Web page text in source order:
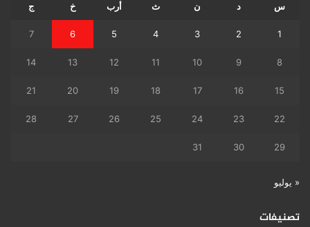
س د ن ث أرب خ ج
1
2
3
4
5
6
7
8
9
10
11
12
13
14
15
16
17
18
19
20
21
22
23
24
25
26
27
28
29
30
31
« يوليو
تصنيفات